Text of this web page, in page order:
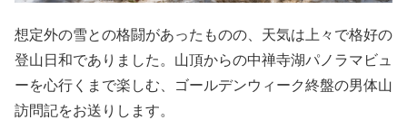
想定外の雪との格闘があったものの、天気は上々で格好の
登山日和でありました。山頂からの中禅寺湖パノラマビュ
ーを心行くまで楽しむ、ゴールデンウィーク終盤の男体山
訪問記をお送りします。